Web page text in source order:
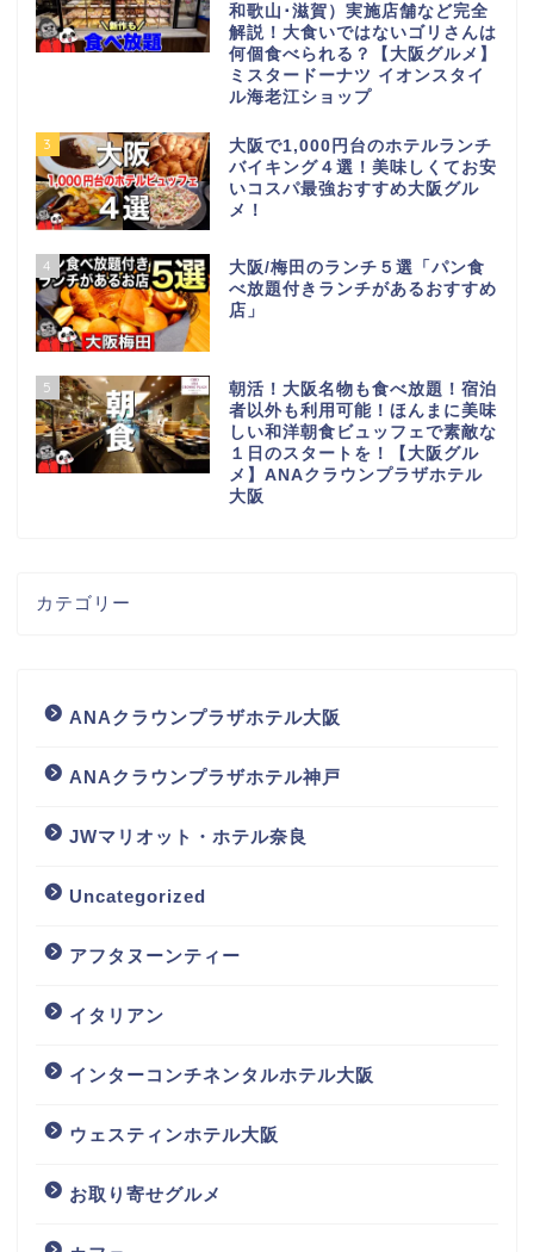
和歌山･滋賀）実施店舗など完全
解説！大食いではないゴリさんは
何個食べられる？【大阪グルメ】
ミスタードーナツ イオンスタイ
ル海老江ショップ
3
大阪で1,000円台のホテルランチ
バイキング４選！美味しくてお安
いコスパ最強おすすめ大阪グル
メ！
4
大阪/梅田のランチ５選「パン食
べ放題付きランチがあるおすすめ
店」
5
朝活！大阪名物も食べ放題！宿泊
者以外も利用可能！ほんまに美味
しい和洋朝食ビュッフェで素敵な
１日のスタートを！【大阪グル
メ】ANAクラウンプラザホテル
大阪
カテゴリー
ANAクラウンプラザホテル大阪
ANAクラウンプラザホテル神戸
JWマリオット・ホテル奈良
Uncategorized
アフタヌーンティー
イタリアン
インターコンチネンタルホテル大阪
ウェスティンホテル大阪
お取り寄せグルメ